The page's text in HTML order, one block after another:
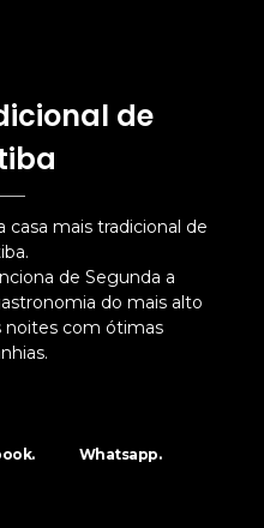
de
casa mais tradicional de
de Segunda a
do mais alto
noites com ótimas
Whatsapp.